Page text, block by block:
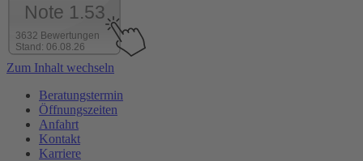
3632 Bewertungen
Stand: 06.08.26
Note 1.53
Zum Inhalt wechseln
Beratungstermin
Öffnungszeiten
Anfahrt
Kontakt
Karriere